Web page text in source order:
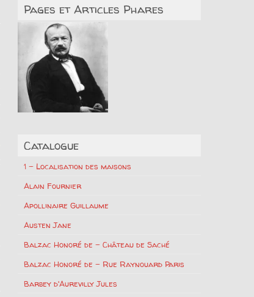
Pages et Articles Phares
Catalogue
1 – Localisation des maisons
Alain Fournier
Apollinaire Guillaume
Austen Jane
Balzac Honoré de – Château de Saché
Balzac Honoré de – Rue Raynouard Paris
Barbey d'Aurevilly Jules